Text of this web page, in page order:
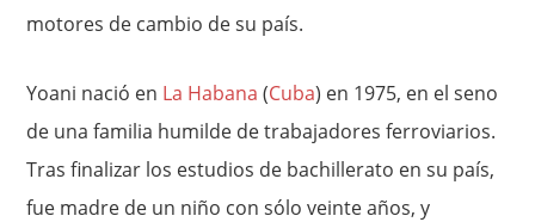
motores de cambio de su país.
Yoani nació en La Habana (Cuba) en 1975, en el seno
de una familia humilde de trabajadores ferroviarios.
Tras finalizar los estudios de bachillerato en su país,
fue madre de un niño con sólo veinte años, y